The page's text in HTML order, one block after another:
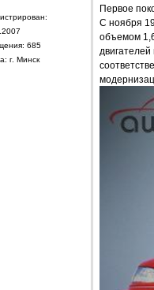
685
г. Минск
Первое
С ноября
объемом